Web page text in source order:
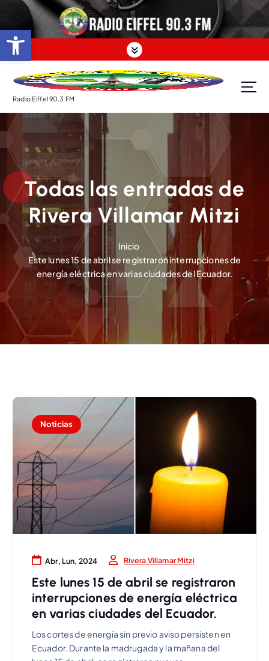
Abrir barra de herramientas
a
l
a
c
o
n
d
o
Radio Eiffel 90.3 FM
Todas las entradas de
Rivera Villamar Mitzi
Inicio
Este lunes 15 de abril se registraron interrupciones de
energía eléctrica en varias ciudades del Ecuador.
Noticias
Abr, Lun, 2024 Rivera Villamar Mitzi
Este lunes 15 de abril se registraron
interrupciones de energía eléctrica
en varias ciudades del Ecuador.
Los cortes de energía sin previo aviso persisten en
Ecuador. Durante la madrugada y la mañana del